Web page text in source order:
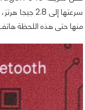
سرعتها
منها حتى هذه اللحظة